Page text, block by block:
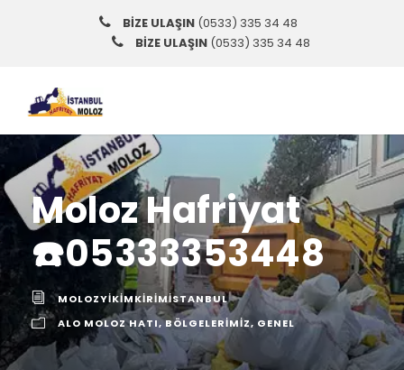
BİZE ULAŞIN(0533) 335 34 48
BİZE ULAŞIN (0533) 335 34 48
Moloz Hafriyat
☎️05333353448
MOLOZYIKIMKIRIMISTANBUL
ALO MOLOZ HATI,BÖLGELERIMIZ, GENEL